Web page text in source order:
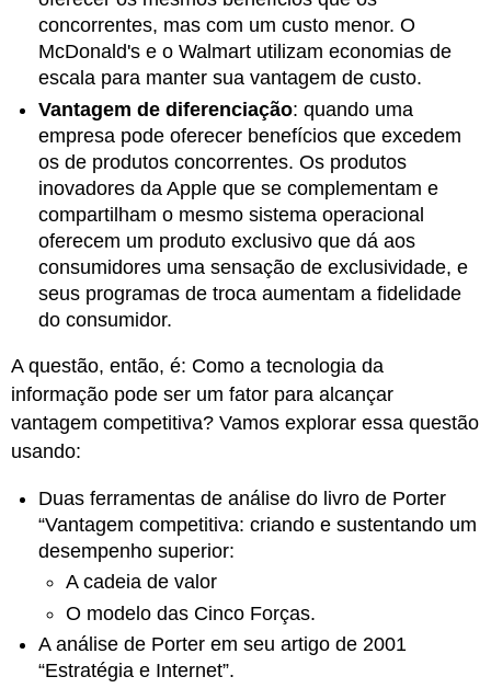
concorrentes, mas com um custo menor. O
McDonald's e o Walmart utilizam economias de
escala para manter sua vantagem de custo.
Vantagem de diferenciação: quando uma
empresa pode oferecer benefícios que excedem
os de produtos concorrentes. Os produtos
inovadores da Apple que se complementam e
compartilham o mesmo sistema operacional
oferecem um produto exclusivo que dá aos
consumidores uma sensação de exclusividade, e
seus programas de troca aumentam a fidelidade
do consumidor.
A questão, então, é: Como a tecnologia da
informação pode ser um fator para alcançar
vantagem competitiva? Vamos explorar essa questão
usando:
Duas ferramentas de análise do livro de Porter
“Vantagem competitiva: criando e sustentando um
desempenho superior:
A cadeia de valor
O modelo das Cinco Forças.
A análise de Porter em seu artigo de 2001
“Estratégia e Internet”.